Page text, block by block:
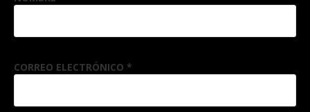
CORREO ELECTRÓNICO *